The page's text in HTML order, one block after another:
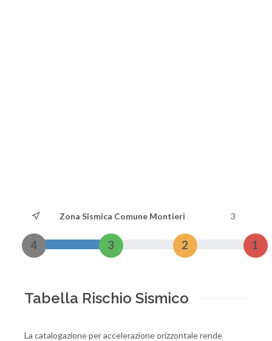
Zona Sismica Comune Montieri 3
4 3 2 1
Tabella Rischio Sismico
La catalogazione per accelerazione orizzontale rende